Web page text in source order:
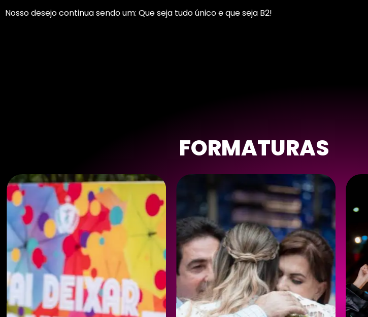
Nosso desejo continua sendo um: Que seja tudo único e que seja B2!
FORMATURAS